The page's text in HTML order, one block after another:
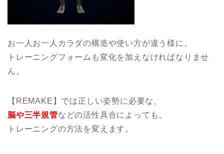
お一人お一人カラダの構造や使い方が違う様に、
トレーニングフォームも変化を加えなければなりませ
ん。
【REMAKE】では正しい姿勢に必要な、
脳や三半規管などの活性具合によっても、
トレーニングの方法を変えます。